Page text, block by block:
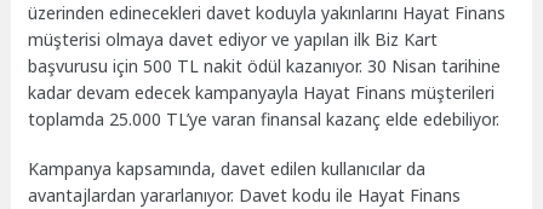
üzerinden edinecekleri davet koduyla yakınlarını Hayat Finans
müşterisi olmaya davet ediyor ve yapılan ilk Biz Kart
başvurusu için 500 TL nakit ödül kazanıyor. 30 Nisan tarihine
kadar devam edecek kampanyayla Hayat Finans müşterileri
toplamda 25.000 TL’ye varan finansal kazanç elde edebiliyor.
Kampanya kapsamında, davet edilen kullanıcılar da
avantajlardan yararlanıyor. Davet kodu ile Hayat Finans